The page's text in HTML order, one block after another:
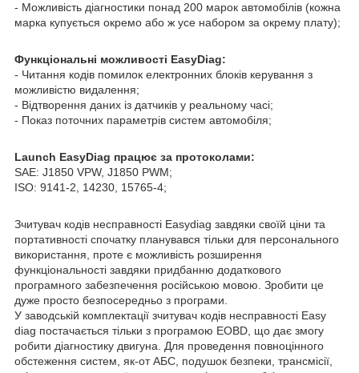
- Можливість діагностики понад 200 марок автомобілів (кожна
марка купується окремо або ж усе набором за окрему плату);
Функціональні можливості EasyDiag:
- Читання кодів помилок електронних блоків керування з
можливістю видалення;
- Відтворення даних із датчиків у реальному часі;
- Показ поточних параметрів систем автомобіля;
Launch EasyDiag працює за протоколами:
SAE: J1850 VPW, J1850 PWM;
ISO: 9141-2, 14230, 15765-4;
Зчитувач кодів несправності Easydiag завдяки своїй ціни та
портативності спочатку планувався тільки для персонального
використання, проте є можливість розширення
функціональності завдяки придбанню додаткового
програмного забезпечення російською мовою. Зробити це
дуже просто безпосередньо з програми.
У заводській комплектації зчитувач кодів несправності Easy
diag постачається тільки з програмою EOBD, що дає змогу
робити діагностику двигуна. Для проведення повноцінного
обстеження систем, як-от АБС, подушок безпеки, трансмісії,